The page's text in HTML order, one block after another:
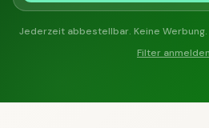
Jederzeit abbestellbar. Keine Werbung.
Filter